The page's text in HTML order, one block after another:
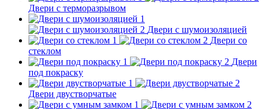
Двери с терморазрывом
Двери с шумоизоляцией
Двери со
стеклом
Двери
под покраску
Двери двустворчатые